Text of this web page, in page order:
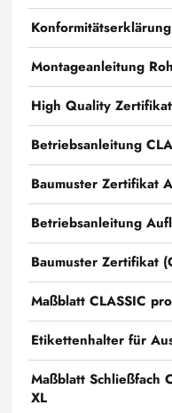
Konformitätserklärung
Montageanleitung
High Quality Zertifikat
Betriebsanleitung
Baumuster Zertifikat
Betriebsanleitung
Baumuster Zertifikat
Maßblatt CLASSIC pro
Etikettenhalter für
Maßblatt Schließfach
XL